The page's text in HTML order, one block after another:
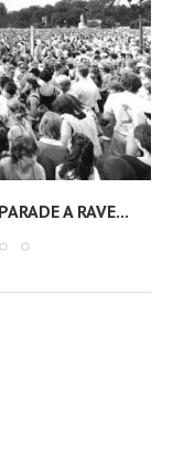
A RAVE...